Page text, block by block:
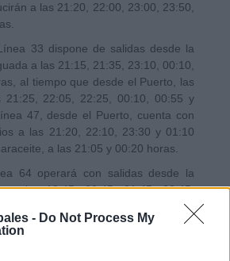
- Do Not Process My
a las 21:20, 22:00, 23:00, 23:50,
33 dispone de salidas desde la
a las 21:15, 21:35, 23:10, 00:10,
al tiempo que desde el Puerto, las
21:25, 22:05, 22:25, 00:10, 00:55 y
47, desde el Puerto, cuenta con
a las 21:20, 22:10, 23:30 y 01:10
a las 21:05 y 00:20 horas.
64 operará con salidas desde la
a las 19:45, 20:45, 21:45, 22:45,
horas. Las últimas salidas de esta
Sur se producirán a las 20:30,